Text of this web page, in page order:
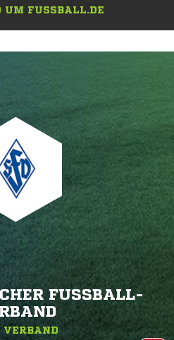
UM FUSSBALL.DE
FUSSBALL-V
VERBAND